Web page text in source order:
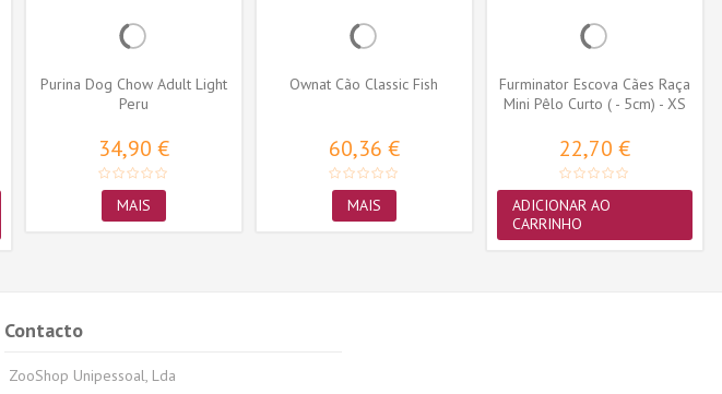
Purina Dog Chow Adult Light
Peru
34,90 €
MAIS
Ownat Cão Classic Fish
60,36 €
MAIS
Furminator Escova Cães Raça
Mini Pêlo Curto ( - 5cm) - XS
22,70 €
ADICIONAR AO
CARRINHO
Contacto
ZooShop Unipessoal, Lda